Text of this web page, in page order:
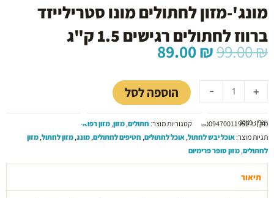
מונג'-מזון לחתולים מונו סטרילייזד
ברווז לחתולים רגישים 1.5 ק"ג
99.00₪ המחיר
המקורי
היה:
99.00 ₪.
89.00₪
הוא:
89.00 ₪. -
של
מונג'-
לחתולים
מונו
סטרילייזד
ברווז
רגישים
+ הוספה לסל
יצרן: מונג
מק"ט:8009470011952 קטגוריות מוצר: חתולים,מזון,מזון רפואי
תגיות מוצר:אוכל יבש לחתול,אוכל לחתולים, חטיפים לחתולים,מונג,מזון לחתול,מזון
לחתולים,מזון סופר פרימיום
תיאור